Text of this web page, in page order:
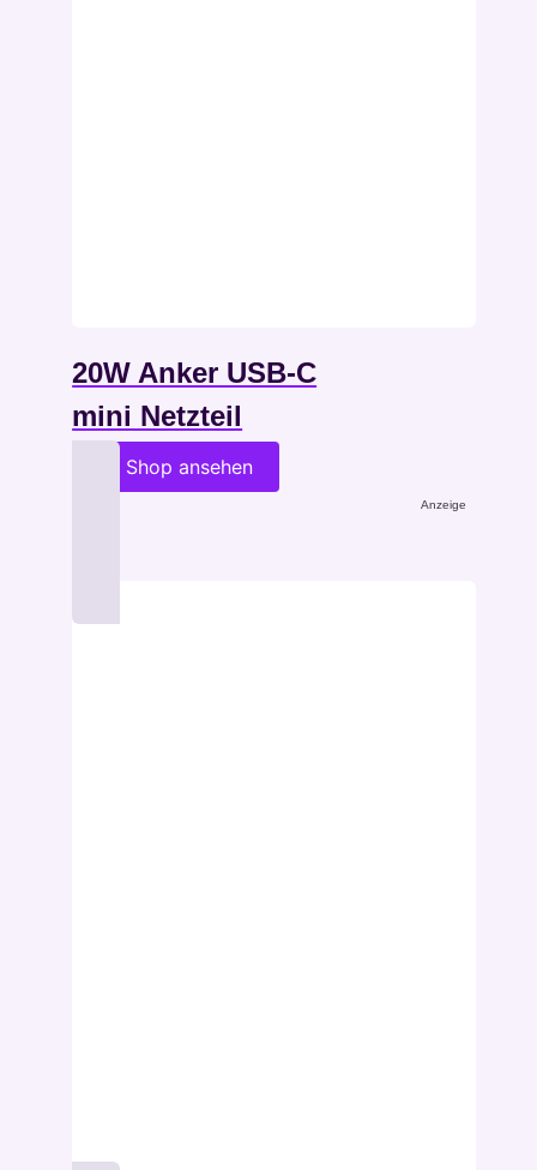
20W Anker USB-C
mini Netzteil
im Shop ansehen
Anzeige